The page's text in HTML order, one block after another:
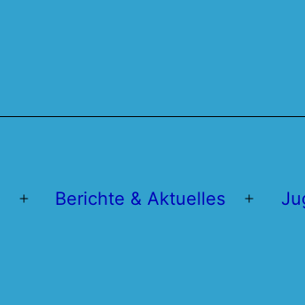
Menü
Berichte & Aktuelles
Menü